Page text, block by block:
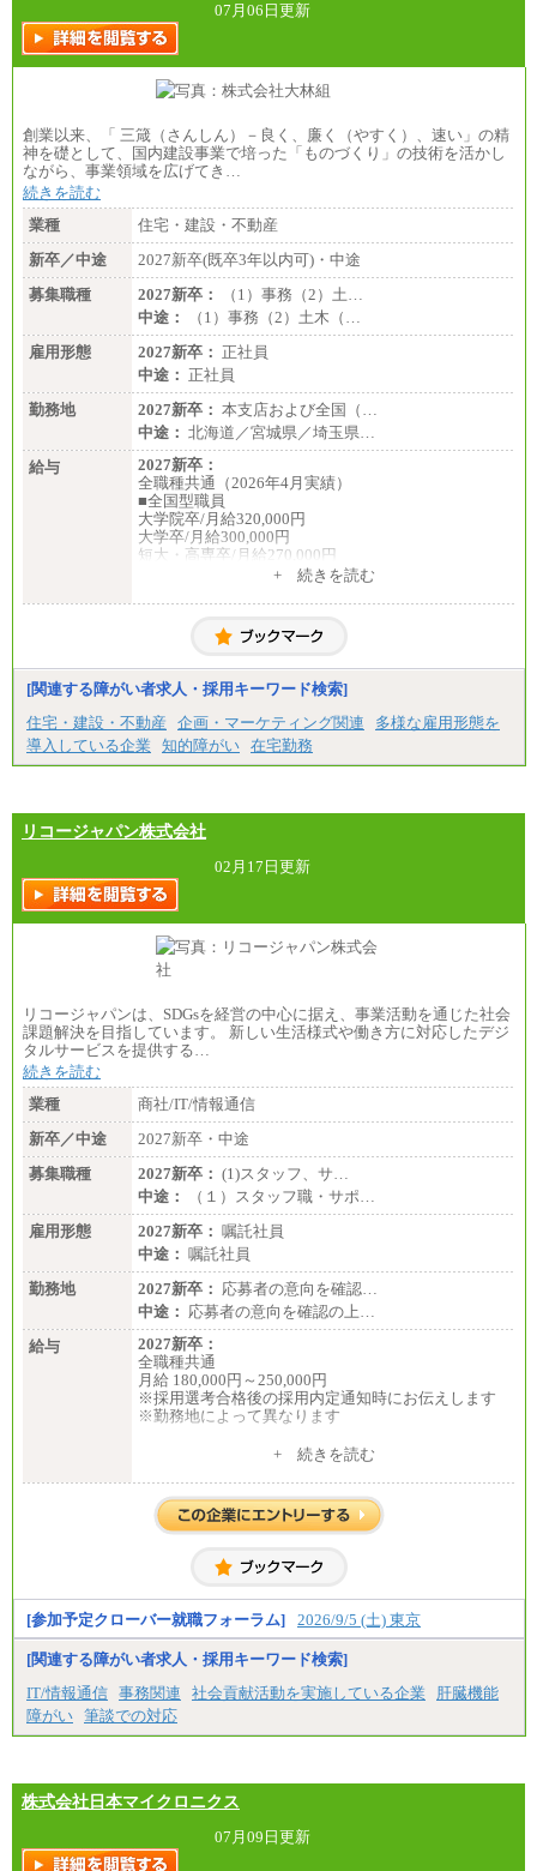
07月06日更新
創業以来、「 三箴（さんしん）－良く、廉く（やすく）、速い」の精
神を礎として、国内建設事業で培った「ものづくり」の技術を活かし
ながら、事業領域を広げてき…
続きを読む
業種
住宅・建設・不動産
新卒／中途
2027新卒(既卒3年以内可)・中途
募集職種
2027新卒：
（1）事務（2）土…
中途：
（1）事務（2）土木（…
雇用形態
2027新卒： 正社員
中途： 正社員
勤務地
2027新卒： 本支店および全国（…
中途： 北海道／宮城県／埼玉県…
給与
2027新卒：
全職種共通（2026年4月実績）
■全国型職員
大学院卒/月給320,000円
大学卒/月給300,000円
短大・高専卒/月給270,000円
大学院卒/月給256,000円～288,000円
大学卒/月給240,000円～270,000円
短大・高専卒/月給216,000円～243,000円
■特定職員※
大学院卒/月給234,000円～263,000円
大学卒/月給219,000円～246,000円
短大・高専卒/月給197,000円～222,000円
※拠点型職員、特定職員の給与は、生活の拠点が定
す。
中途：
全職種共通
月給制
226,600円～390,100円（勤務地域等により異なりま
す）
・ご経験やスキルを考慮し、選考の中で決定いたし
ます。
・試用期間中も同額支給します。
+ 続きを読む
[関連する障がい者求人・採用キーワード検索]
住宅・建設・不動産
企画・マーケティング関連
多様な雇用形態を
導入している企業
知的障がい 在宅勤務
リコージャパン株式会社
02月17日更新
リコージャパンは、SDGsを経営の中心に据え、事業活動を通じた社会
課題解決を目指しています。 新しい生活様式や働き方に対応したデジ
タルサービスを提供する…
続きを読む
業種
商社/IT/情報通信
新卒／中途
2027新卒・中途
募集職種
2027新卒： (1)スタッフ、サ…
中途：
（１）スタッフ職・サポ…
雇用形態
2027新卒： 嘱託社員
中途： 嘱託社員
勤務地
2027新卒： 応募者の意向を確認…
中途： 応募者の意向を確認の上…
給与
2027新卒：
全職種共通
月給 180,000円～250,000円
※採用選考合格後の採用内定通知時にお伝えします
※勤務地によって異なります
月給 200,000円～250,000円
入社時の処遇は経験・能力を考慮の上、当社規程に
より決定します。
お伝えします。
+ 続きを読む
[参加予定クローバー就職フォーラム] 2026/9/5 (土) 東京
[関連する障がい者求人・採用キーワード検索]
IT/情報通信 事務関連 社会貢献活動を実施している企業
肝臓機能
障がい 筆談での対応
株式会社日本マイクロニクス
07月09日更新